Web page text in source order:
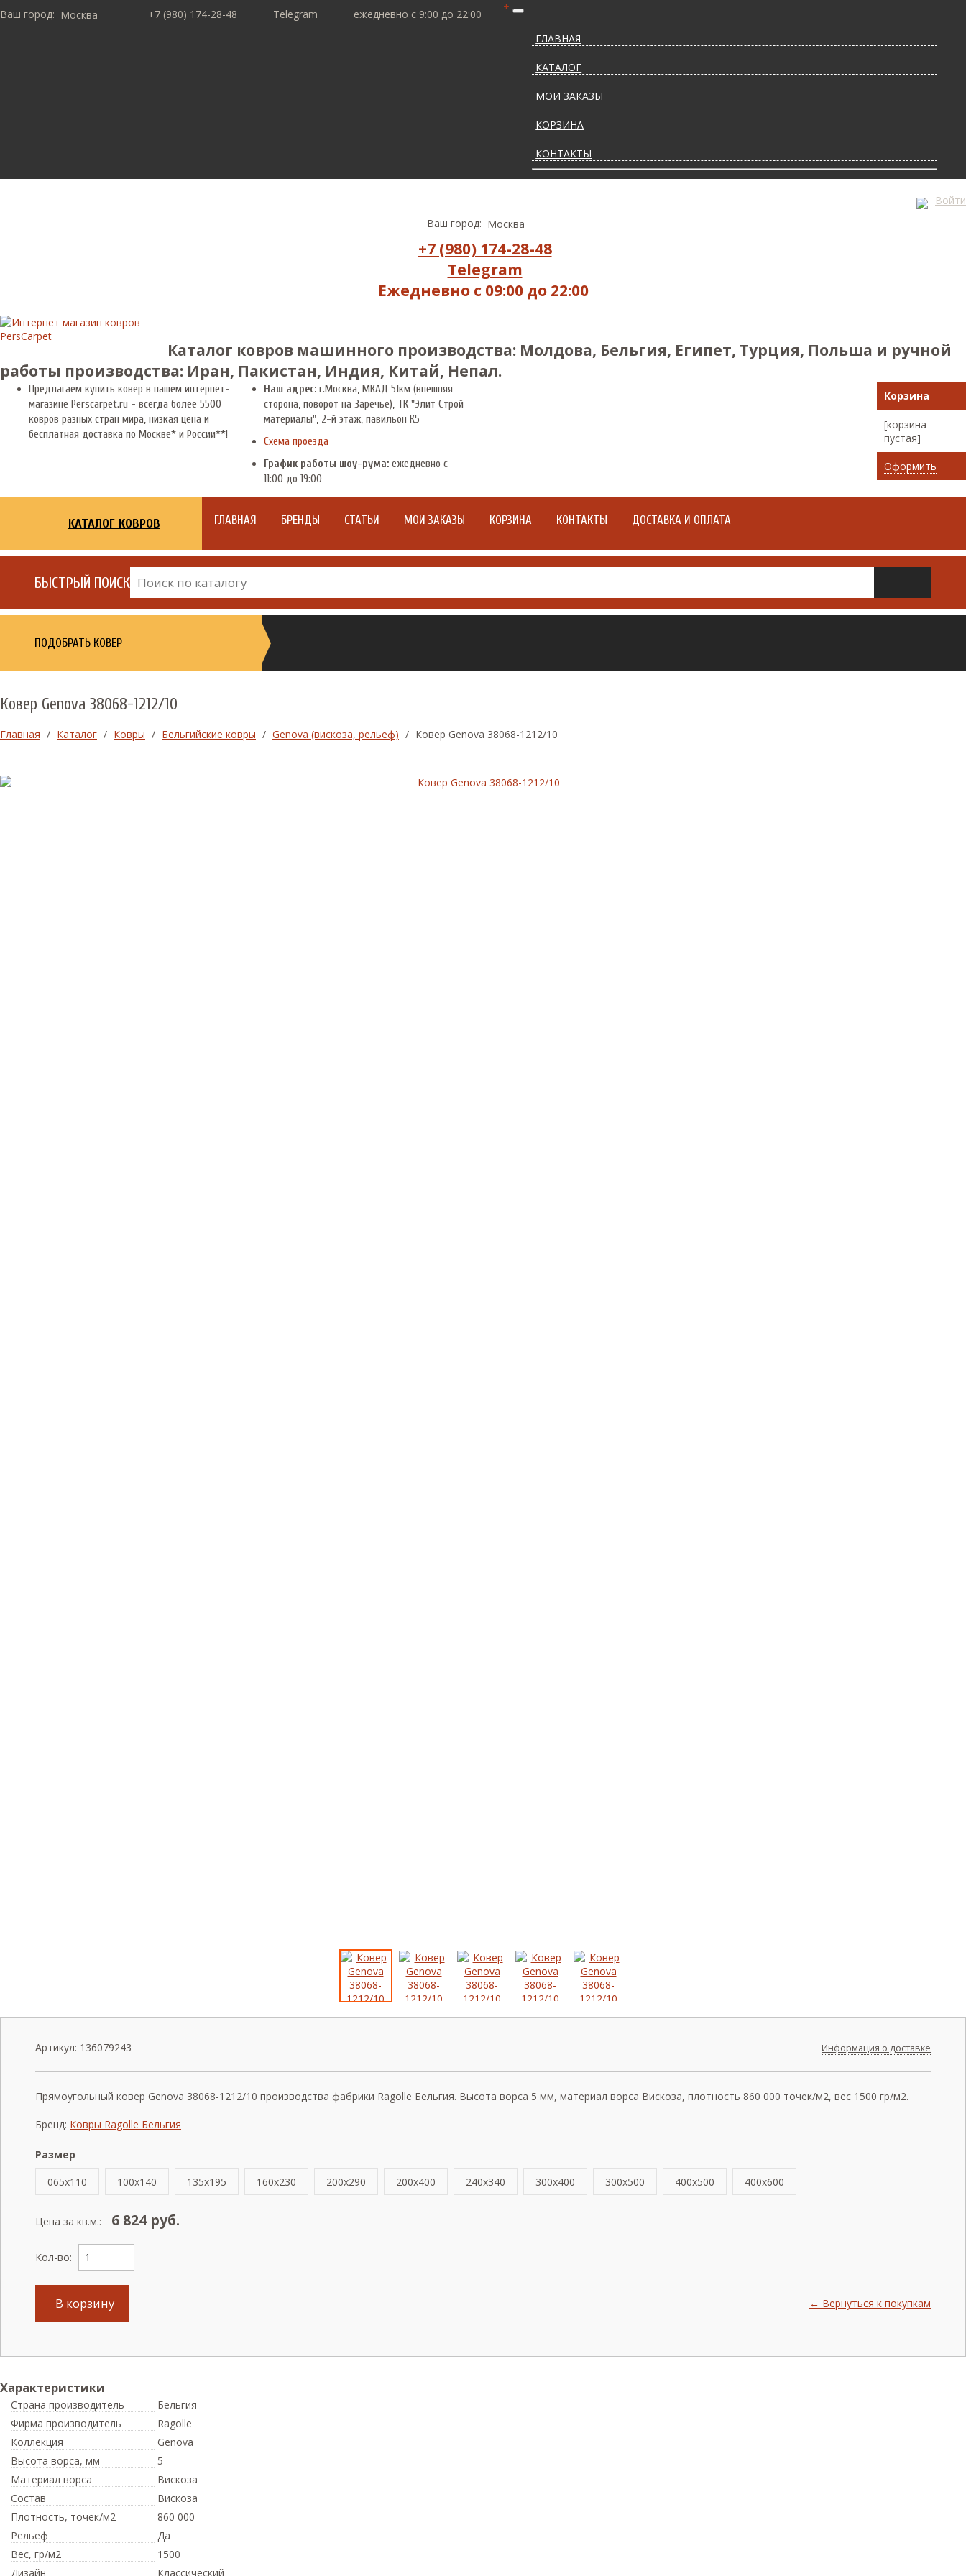
Ваш город: Москва +7 (980) 174-28-48 Telegram ежедневно с 9:00 до 22:00
+
ГЛАВНАЯ
КАТАЛОГ
МОИ ЗАКАЗЫ
КОРЗИНА
КОНТАКТЫ
Войти
Ваш город: Москва
+7 (980) 174-28-48
Telegram
Ежедневно с 09:00 до 22:00
Каталог ковров машинного производства: Молдова, Бельгия, Египет, Турция, Польша и ручной
работы производства: Иран, Пакистан, Индия, Китай, Непал.
Предлагаем купить ковер в нашем интернет-
магазине Perscarpet.ru - всегда более 5500
ковров разных стран мира, низкая цена и
бесплатная доставка по Москве* и России**!
Наш адрес:г.Москва, МКАД 51км (внешняя
сторона, поворот на Заречье), ТК "Элит Строй
материалы", 2-й этаж, павильон К5
Схема проезда
График работы шоу-рума:ежедневно с
11:00 до 19:00
Корзина
[корзина
пустая]
Оформить
КАТАЛОГ КОВРОВ ГЛАВНАЯ БРЕНДЫ СТАТЬИ МОИ ЗАКАЗЫ КОРЗИНА КОНТАКТЫ ДОСТАВКА И ОПЛАТА
БЫСТРЫЙ ПОИСК
ПОДОБРАТЬ КОВЕР
Ковер Genova 38068-1212/10
Главная / Каталог / Ковры / Бельгийские ковры / Genova (вискоза, рельеф) / Ковер Genova 38068-1212/10
Артикул: 136079243 Информация о доставке
Прямоугольный ковер Genova 38068-1212/10 производства фабрики Ragolle Бельгия. Высота ворса 5 мм, материал ворса Вискоза, плотность 860 000 точек/м2, вес 1500 гр/м2.
Бренд: Ковры Ragolle Бельгия
Размер
065x110
100x140 135x195 160x230 200x290 200x400 240x340 300x400 300x500 400x500 400x600
Цена за кв.м.: 6 824 руб.
Кол-во:
В корзину ← Вернуться к покупкам
Характеристики
Страна производитель
Бельгия
Фирма производитель
Ragolle
Коллекция
Genova
Высота ворса, мм
5
Материал ворса
Вискоза
Состав
Вискоза
Плотность, точек/м2
860 000
Рельеф
Да
Вес, гр/м2
1500
Дизайн
Классический